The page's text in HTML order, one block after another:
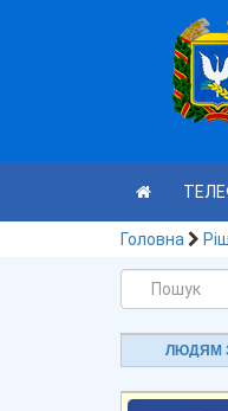
Головна
ЛЮДЯМ